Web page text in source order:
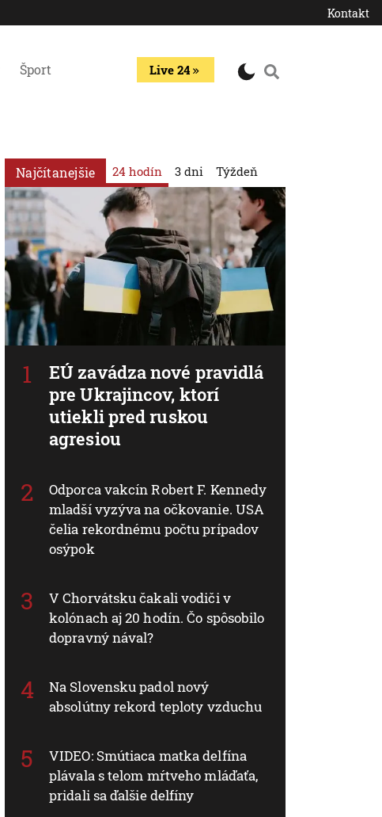
Kontakt
Šport Live 24
Najčítanejšie 24 hodín
EÚ zavádza nové pravidlá
pre Ukrajincov, ktorí
utiekli pred ruskou
agresiou
Odporca vakcín Robert F. Kennedy
mladší vyzýva na očkovanie. USA
čelia rekordnému počtu prípadov
osýpok
V Chorvátsku čakali vodiči v
kolónach aj 20 hodín. Čo spôsobilo
dopravný nával?
Na Slovensku padol nový
absolútny rekord teploty vzduchu
VIDEO: Smútiaca matka delfína
plávala s telom mŕtveho mláďaťa,
pridali sa ďalšie delfíny
3 dni Týždeň